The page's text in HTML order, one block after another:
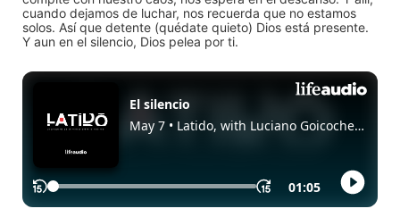
cuando dejamos de luchar, nos recuerda que no estamos
solos. Así que detente (quédate quieto) Dios está presente.
Y aun en el silencio, Dios pelea por ti.